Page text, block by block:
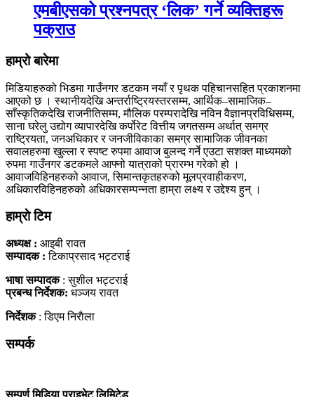
एमबीएसको प्रश्नपत्र ‘लिक’ गर्ने व्यक्तिहरू
पक्राउ
हाम्रो बारेमा
मिडियाहरुको भिडमा गाउँनगर डटकम नयाँ र पृथक पहिचानसहित प्रकाशनमा
आएको छ । स्थानीयदेखि अन्तर्राष्ट्रियस्तरसम्म, आर्थिक–सामाजिक–
साँस्कृतिकदेखि राजनीतिसम्म, मौलिक परम्परादेखि नविन वैज्ञानप्रविधिसम्म,
साना घरेलु उद्योग व्यापारदेखि कर्पोरेट वित्तीय जगतसम्म अर्थात् समग्र
राष्ट्रियता, जनअधिकार र जनजीविकाका समग्र सामाजिक जीवनका
सवालहरुमा खुल्ला र स्पष्ट रुपमा आवाज बुलन्द गर्ने एउटा सशक्त माध्यमको
रुपमा गाउँनगर डटकमले आफ्नो यात्राको प्रारम्भ गरेको हो ।
आवाजविहिनहरुको आवाज, सिमान्तकृतहरुको मूलप्रवाहीकरण,
अधिकारविहिनहरुको अधिकारसम्पन्नता हाम्रा लक्ष्य र उद्देश्य हुन् ।
हाम्राे टिम
अध्यक्ष : आइबी रावत
सम्पादक :टिकाप्रसाद भट्टराई
भाषा सम्पादक: सुशील भट्टराई
प्रबन्ध निर्देशक: धञ्जय रावत
निर्देशक: डिएम निराैला
सम्पर्क